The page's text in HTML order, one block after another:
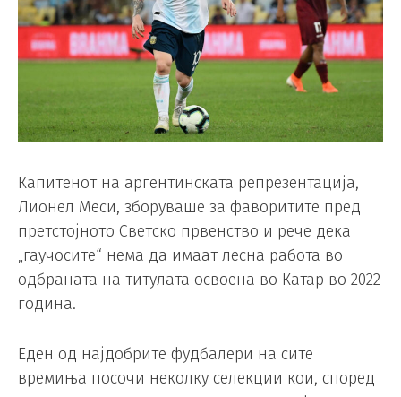
Капитенот на аргентинската репрезентација,
Лионел Меси, зборуваше за фаворитите пред
претстојното Светско првенство и рече дека
„гаучосите“ нема да имаат лесна работа во
одбраната на титулата освоена во Катар во 2022
година.
Еден од најдобрите фудбалери на сите
времиња посочи неколку селекции кои, според